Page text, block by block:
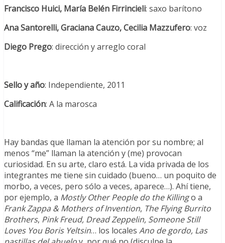
Francisco Huici, María Belén Firrincieli: saxo barítono
Ana Santorelli, Graciana Cauzo, Cecilia Mazzufero: voz
Diego Prego: dirección y arreglo coral
Sello y año: Independiente, 2011
Calificación: A la marosca
Hay bandas que llaman la atención por su nombre; al
menos “me” llaman la atención y (me) provocan
curiosidad. En su arte, claro está. La vida privada de los
integrantes me tiene sin cuidado (bueno… un poquito de
morbo, a veces, pero sólo a veces, aparece…). Ahí tiene,
por ejemplo, a Mostly Other People do the Killingo a
Frank Zappa & Mothers of Invention, The Flying Burrito
Brothers, Pink Freud, Dread Zeppelin, Someone Still
Loves You Boris Yeltsin… los locales Ano de gordo, Las